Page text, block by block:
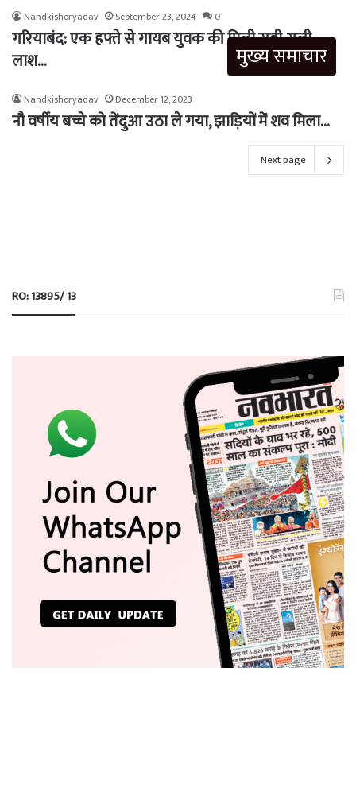
Nandkishoryadav September 23, 2024 0
गरियाबंद: एक हफ्ते से गायब युवक की मिली सड़ी-गली
लाश…
मुख्य समाचार
Nandkishoryadav December 12, 2023
नौ वर्षीय बच्चे को तेंदुआ उठा ले गया, झाड़ियों में शव मिला…
Next page
RO: 13895/ 13